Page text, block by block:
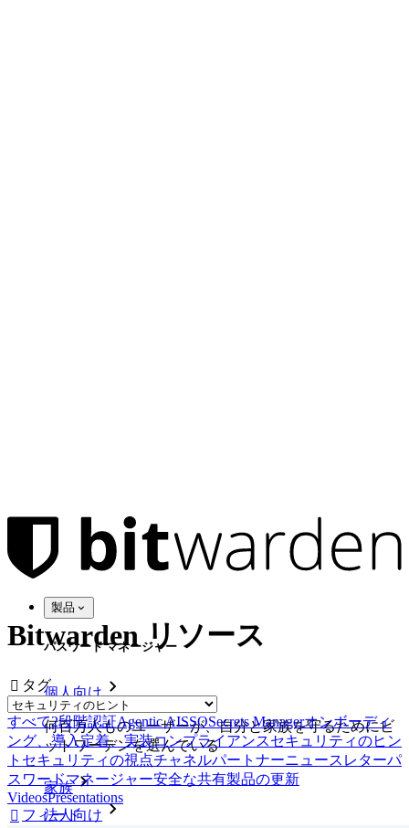
製品
パスワード マネージャー
個人向け
何百万人ものユーザーが、自分と家族を守るためにビ
ットワーデンを選んでいる
家族
法人向け
Bitwarden リソース
 タグ
すべて2段階認証Agentic AISSOSecrets Managerオンボーディ
ング、導入定着、実装コンプライアンスセキュリティのヒン
ト セキュリティの視点チャネルパートナーニュースレターパ
スワードマネージャー安全な共有製品の更新
VideosPresentations
 フィード